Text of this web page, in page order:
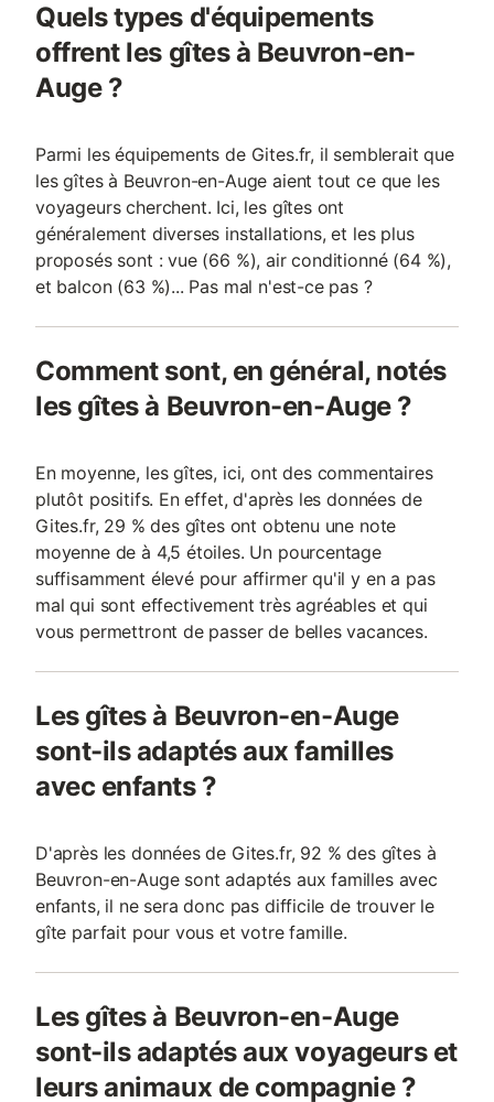
Quels types d'équipements
offrent les gîtes à Beuvron-en-
Auge ?
Parmi les équipements de Gites.fr, il semblerait que
les gîtes à Beuvron-en-Auge aient tout ce que les
voyageurs cherchent. Ici, les gîtes ont
généralement diverses installations, et les plus
proposés sont : vue (66 %), air conditionné (64 %),
et balcon (63 %)... Pas mal n'est-ce pas ?
Comment sont, en général, notés
les gîtes à Beuvron-en-Auge ?
En moyenne, les gîtes, ici, ont des commentaires
plutôt positifs. En effet, d'après les données de
Gites.fr, 29 % des gîtes ont obtenu une note
moyenne de à 4,5 étoiles. Un pourcentage
suffisamment élevé pour affirmer qu'il y en a pas
mal qui sont effectivement très agréables et qui
vous permettront de passer de belles vacances.
Les gîtes à Beuvron-en-Auge
sont-ils adaptés aux familles
avec enfants ?
D'après les données de Gites.fr, 92 % des gîtes à
Beuvron-en-Auge sont adaptés aux familles avec
enfants, il ne sera donc pas difficile de trouver le
gîte parfait pour vous et votre famille.
Les gîtes à Beuvron-en-Auge
sont-ils adaptés aux voyageurs et
leurs animaux de compagnie ?